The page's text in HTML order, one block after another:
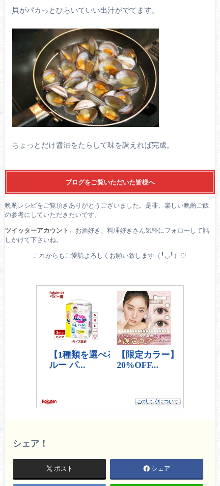
貝がパカっとひらいていい出汁がでてます。
ちょっとだけ醤油をたらして味を調えれば完成。
ブログをご覧いただいた皆様へ
晩酌レシピをご覧頂きありがとうございました。是非、楽しい晩酌ご飯
の参考にしていただきたいです。
ツイッターアカウント ←お酒好き、料理好きさん気軽にフォローして話
しかけて下さいね。
これからもご愛読よろしくお願い致します（╹◡╹）♡
シェア！
ポスト シェア